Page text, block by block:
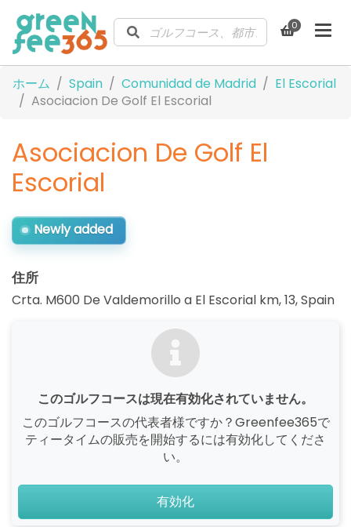
0
ホーム Spain Comunidad de Madrid
El Escorial
Asociacion De Golf El Escorial
Asociacion De Golf El
Escorial
Newly added
住所
Crta. M600 De Valdemorillo a El Escorial km, 13,Spain
このゴルフコースは現在有効化されていません。
このゴルフコースの代表者様ですか？Greenfee365で
ティータイムの販売を開始するには有効化してくださ
い。
有効化